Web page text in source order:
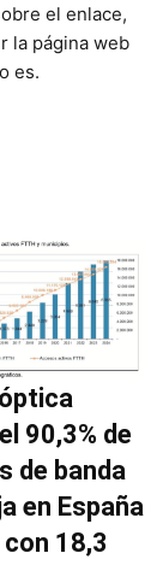
el enlace,
la página web
es.
90,3% de
de banda
en España
18,3